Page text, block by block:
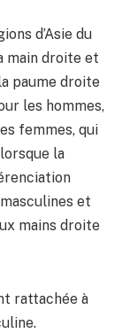
d’Asie du
main droite et
paume droite
les hommes,
femmes, qui
la
et
mains droite
rattachée à